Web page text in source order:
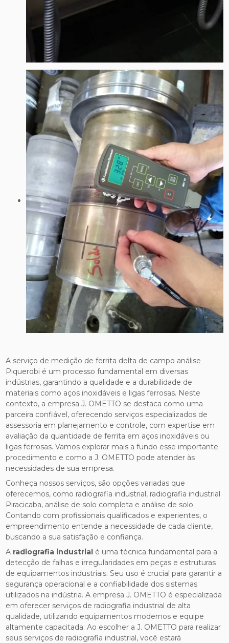
A serviço de medição de ferrita delta de campo análise
Piquerobi é um processo fundamental em diversas
indústrias, garantindo a qualidade e a durabilidade de
materiais como aços inoxidáveis e ligas ferrosas. Neste
contexto, a empresa J. OMETTO se destaca como uma
parceira confiável, oferecendo serviços especializados de
assessoria em planejamento e controle, com expertise em
avaliação da quantidade de ferrita em aços inoxidáveis ou
ligas ferrosas. Vamos explorar mais a fundo esse importante
procedimento e como a J. OMETTO pode atender às
necessidades de sua empresa.
Conheça nossos serviços, são opções variadas que
oferecemos, como radiografia industrial, radiografia industrial
Piracicaba, análise de solo completa e análise de solo.
Contando com profissionais qualificados e experientes, o
empreendimento entende a necessidade de cada cliente,
buscando a sua satisfação e confiança.
A radiografia industrial é uma técnica fundamental para a
detecção de falhas e irregularidades em peças e estruturas
de equipamentos industriais. Seu uso é crucial para garantir a
segurança operacional e a confiabilidade dos sistemas
utilizados na indústria. A empresa J. OMETTO é especializada
em oferecer serviços de radiografia industrial de alta
qualidade, utilizando equipamentos modernos e equipe
altamente capacitada. Ao escolher a J. OMETTO para realizar
seus serviços de radiografia industrial, você estará